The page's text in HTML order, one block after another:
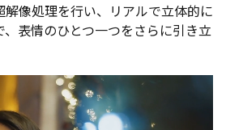
像処理を行い、リアルで立体的に
表情のひとつ一つをさらに引き立